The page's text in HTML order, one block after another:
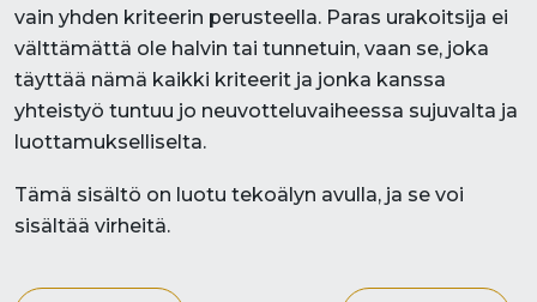
vain yhden kriteerin perusteella. Paras urakoitsija ei
välttämättä ole halvin tai tunnetuin, vaan se, joka
täyttää nämä kaikki kriteerit ja jonka kanssa
yhteistyö tuntuu jo neuvotteluvaiheessa sujuvalta ja
luottamukselliselta.
Tämä sisältö on luotu tekoälyn avulla, ja se voi
sisältää virheitä.